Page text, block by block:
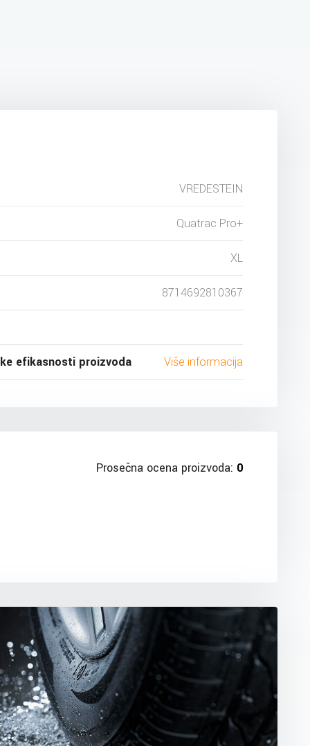
VREDESTEIN
Quatrac Pro+
XL
8714692810367
efikasnosti proizvoda Više informacija
Prosečna ocena proizvoda: 0